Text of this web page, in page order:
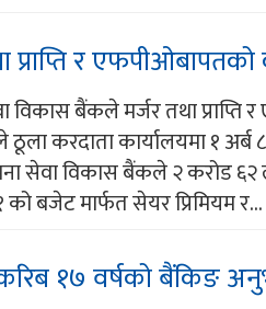
र
विकास बैंकले मर्जर तथा
करदाता कार्यालयमा १ अर्ब
सेवा विकास बैंकले २ करोड ६२
बजेट मार्फत सेयर प्रिमियम र...
१७ वर्षको बैंकिङ